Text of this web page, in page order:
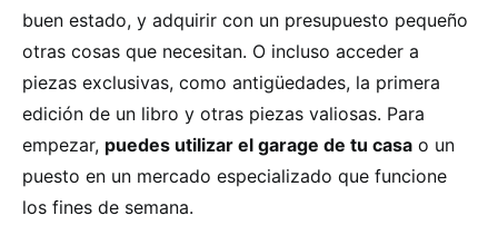
buen estado, y adquirir con un presupuesto pequeño
otras cosas que necesitan. O incluso acceder a
piezas exclusivas, como antigüedades, la primera
edición de un libro y otras piezas valiosas. Para
empezar, puedes utilizar el garage de tu casa o un
puesto en un mercado especializado que funcione
los fines de semana.